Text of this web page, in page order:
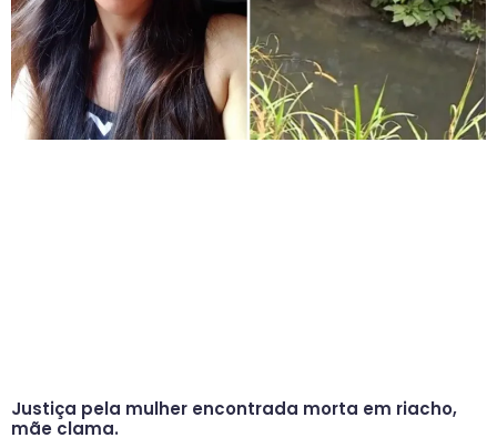
Justiça pela mulher encontrada morta em riacho,
mãe clama.